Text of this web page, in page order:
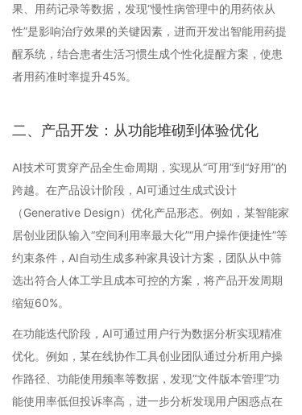
果、用药记录等数据，发现“慢性病管理中的用药依从
性”是影响治疗效果的关键因素，进而开发出智能用药提
醒系统，结合患者生活习惯生成个性化提醒方案，使患
者用药准时率提升45%。
二、产品开发：从功能堆砌到体验优化
AI技术可贯穿产品全生命周期，实现从“可用”到“好用”的
跨越。在产品设计阶段，AI可通过生成式设计
（Generative Design）优化产品形态。例如，某智能家
居创业团队输入“空间利用率最大化”“用户操作便捷性”等
约束条件，AI自动生成多种家具设计方案，团队从中筛
选出符合人体工学且成本可控的方案，将产品开发周期
缩短60%。
在功能迭代阶段，AI可通过用户行为数据分析实现精准
优化。例如，某在线协作工具创业团队通过分析用户操
作路径、功能使用频率等数据，发现“文件版本管理”功
能使用率低但投诉率高，进一步分析发现用户困惑点在